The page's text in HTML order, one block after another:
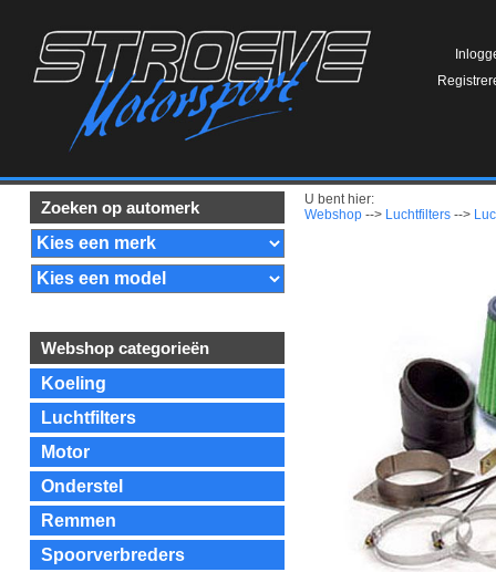
Zoeken op automerk
Webshop categorieën
Koeling
Luchtfilters
Motor
Onderstel
Remmen
Spoorverbreders
U bent hier:
Webshop --> Luchtfilters -->